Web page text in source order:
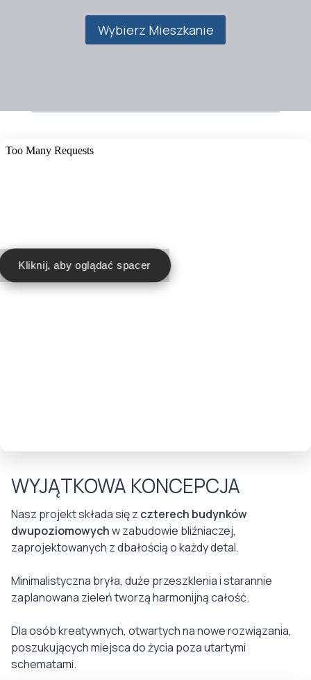
Wybierz Mieszkanie
Kliknij, aby oglądać spacer
WYJĄTKOWA KONCEPCJA
Nasz projekt składa się z czterech budynków
dwupoziomowychw zabudowie bliźniaczej,
zaprojektowanych z dbałością o każdy detal.
Minimalistyczna bryła, duże przeszklenia i starannie
zaplanowana zieleń tworzą harmonijną całość.
Dla osób kreatywnych, otwartych na nowe rozwiązania,
poszukujących miejsca do życia poza utartymi
schematami.